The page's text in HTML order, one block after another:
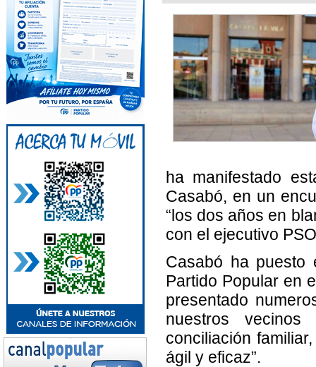
ha manifestado
Casabó, en un
“los dos años en
con el ejecutivo
Casabó ha
Partido Popular en
presentado
nuestros
conciliación
ágil y eficaz”.